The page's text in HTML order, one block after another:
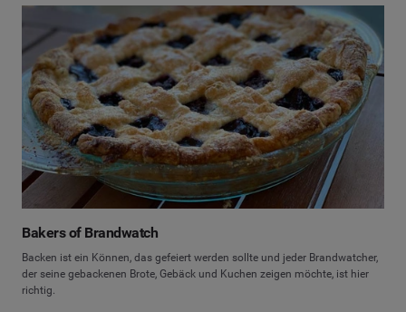
Bakers of Brandwatch
Backen ist ein Können, das gefeiert werden sollte und jeder Brandwatcher,
der seine gebackenen Brote, Gebäck und Kuchen zeigen möchte, ist hier
richtig.